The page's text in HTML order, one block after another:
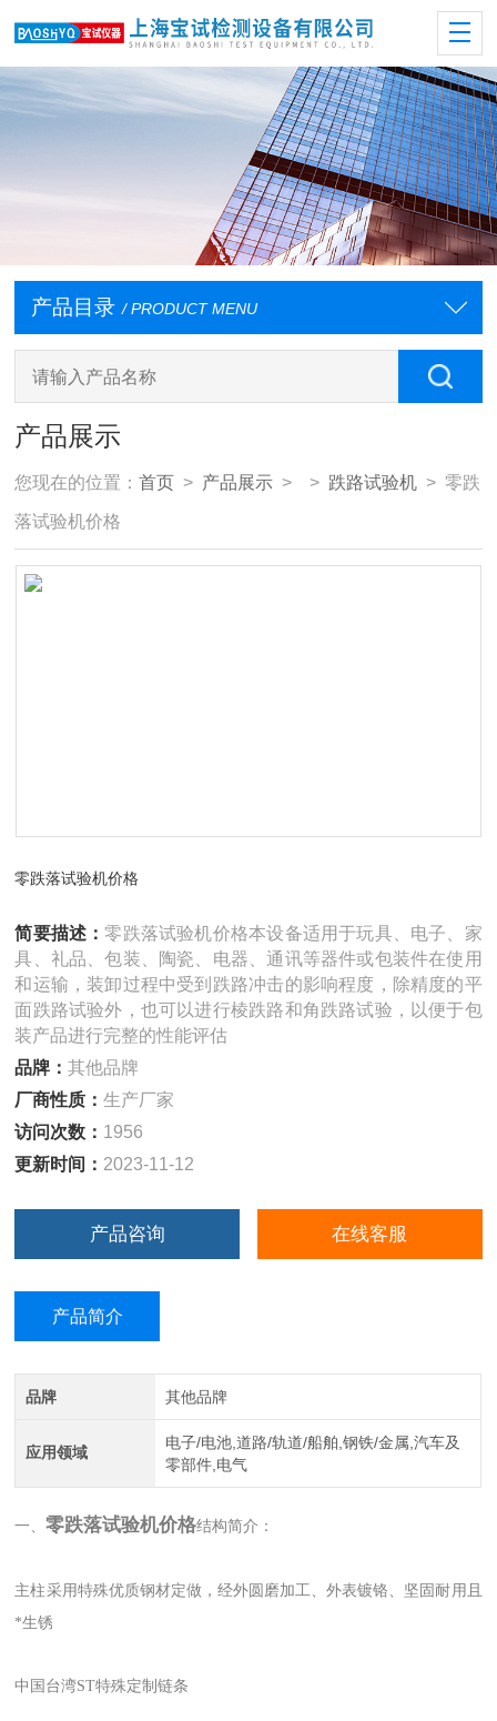
产品目录 / PRODUCT MENU
产品展示
您现在的位置：首页 > 产品展示 > > 跌路试验机 > 零跌
落试验机价格
零跌落试验机价格
简要描述： 零跌落试验机价格本设备适用于玩具、电子、家
具、礼品、包装、陶瓷、电器、通讯等器件或包装件在使用
和运输，装卸过程中受到跌路冲击的影响程度，除精度的平
面跌路试验外，也可以进行棱跌路和角跌路试验，以便于包
装产品进行完整的性能评估
品牌：其他品牌
厂商性质：生产厂家
访问次数： 1956
更新时间： 2023-11-12
产品咨询 在线客服
产品简介
品牌 其他品牌
应用领域
电子/电池,道路/轨道/船舶,钢铁/金属,汽车及
零部件,电气
一、零跌落试验机价格结构简介：
主柱采用特殊优质钢材定做，经外圆磨加工、外表镀铬、坚固耐用且
*生锈
中国台湾ST特殊定制链条